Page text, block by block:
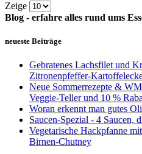
Zeige
Blog - erfahre alles rund ums
neueste Beiträge
Gebratenes Lachsfilet und
Zitronenpfeffer-
Neue Sommerrezepte &
Veggie-Teller und 10 %
Woran erkennt man gutes
Saucen-Spezial - 4 Saucen,
Vegetarische Hackpfanne
Birnen-Chutney